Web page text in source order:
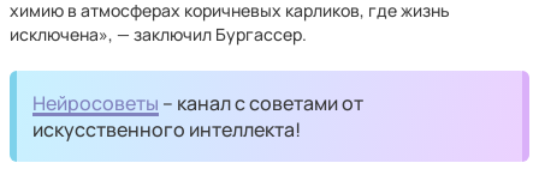
химию в атмосферах коричневых карликов, где жизнь
исключена», — заключил Бургассер.
Нейросоветы – канал с советами от
искусственного интеллекта!